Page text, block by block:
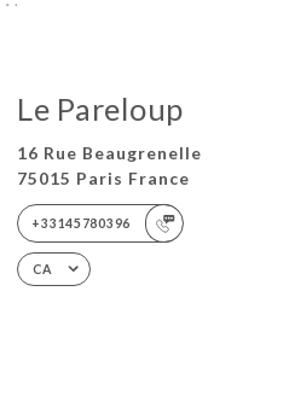
Le Pareloup
16 Rue Beaugrenelle
75015 Paris France
+33145780396
CA